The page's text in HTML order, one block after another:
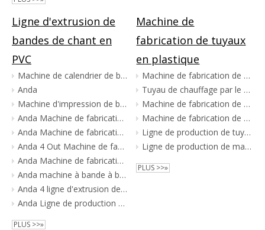
Ligne d'extrusion de
bandes de chant en
PVC
Machine de calendrier de bande de chant en PVC
Anda
Machine d'impression de bande de chant en PVC, sensation de peau douce au toucher, ligne d'impression de bande de frappe de bord en PVC
Anda Machine de fabrication de ruban adhésif à bande de bord
Anda Machine de fabrication de bande de bord PVC à vis à vis à vis à vis à vis
Anda 4 Out Machine de fabrication de ruban adhésif à bande PVC à haute vitesse
Anda Machine de fabrication de bande de bord PVC
Anda machine à bande à bande de bord PVC
Anda 4 ligne d'extrusion de bande de bord PVC
Anda Ligne de production de bandes de chant en PVC ABS avec enrouleur automatique
PLUS >>»
Machine de
fabrication de tuyaux
en plastique
Machine de fabrication de tuyaux PERT
Tuyau de chauffage par le sol Pert à grande vitesse faisant la ligne d'extrusion de machine
Machine de fabrication de tuyaux d'eau en PVC
Machine de fabrication de tuyaux en PVC
Ligne de production de tuyaux de conduit en PVC
Ligne de production de machines de fabrication de tuyaux en PVC à haute efficacité
PLUS >>»